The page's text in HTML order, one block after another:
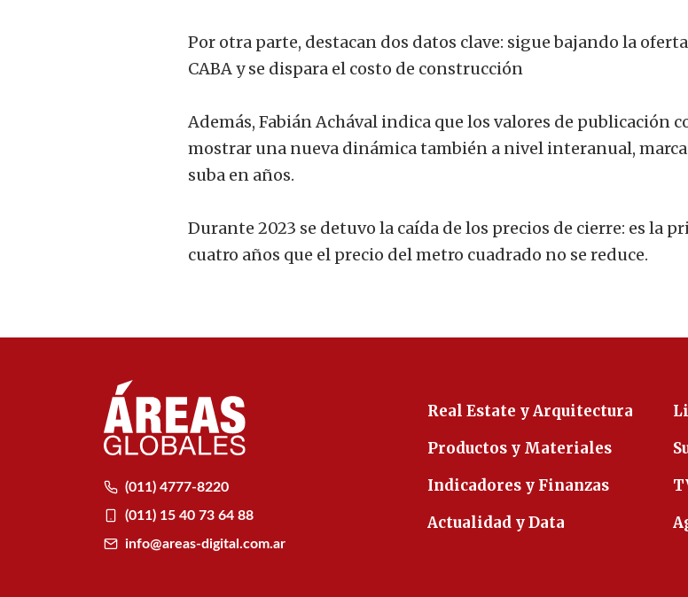
Por otra parte, destacan dos datos clave: sigue bajando la
CABA y se dispara el costo de construcción
Además, Fabián Achával indica que los valores de publicación
mostrar una nueva dinámica también a nivel interanual,
suba en años.
Durante 2023 se detuvo la caída de los precios de cierre: es la
cuatro años que el precio del metro cuadrado no se reduce.
(011) 4777-8220
(011) 15 40 73 64 88
info@areas-digital.com.ar
Real Estate y Arquitectura
Productos y Materiales
Indicadores y Finanzas
Actualidad y Data